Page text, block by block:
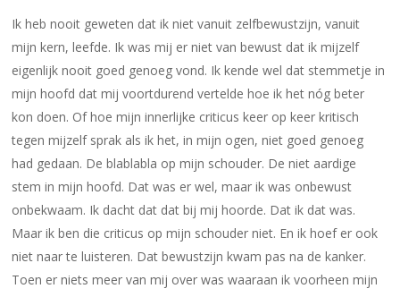
Ik heb nooit geweten dat ik niet vanuit zelfbewustzijn, vanuit
mijn kern, leefde. Ik was mij er niet van bewust dat ik mijzelf
eigenlijk nooit goed genoeg vond. Ik kende wel dat stemmetje in
mijn hoofd dat mij voortdurend vertelde hoe ik het nóg beter
kon doen. Of hoe mijn innerlijke criticus keer op keer kritisch
tegen mijzelf sprak als ik het, in mijn ogen, niet goed genoeg
had gedaan. De blablabla op mijn schouder. De niet aardige
stem in mijn hoofd. Dat was er wel, maar ik was onbewust
onbekwaam. Ik dacht dat dat bij mij hoorde. Dat ik dat was.
Maar ik ben die criticus op mijn schouder niet. En ik hoef er ook
niet naar te luisteren. Dat bewustzijn kwam pas na de kanker.
Toen er niets meer van mij over was waaraan ik voorheen mijn